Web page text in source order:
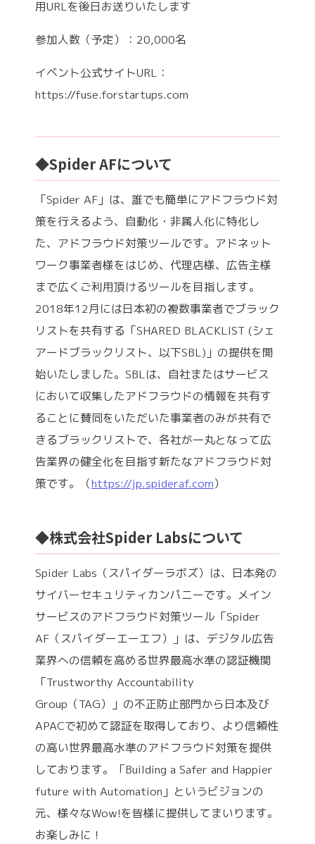
用URLを後日お送りいたします
参加人数（予定）：20,000名
イベント公式サイトURL：
https://fuse.forstartups.com
◆Spider AFについて
「Spider AF」は、誰でも簡単にアドフラウド対
策を行えるよう、自動化・非属人化に特化し
た、アドフラウド対策ツールです。アドネット
ワーク事業者様をはじめ、代理店様、広告主様
まで広くご利用頂けるツールを目指します。
2018年12月には日本初の複数事業者でブラック
リストを共有する「SHARED BLACKLIST (シェ
アードブラックリスト、以下SBL)」の提供を開
始いたしました。SBLは、自社またはサービス
において収集したアドフラウドの情報を共有す
ることに賛同をいただいた事業者のみが共有で
きるブラックリストで、各社が一丸となって広
告業界の健全化を目指す新たなアドフラウド対
策です。（https://jp.spideraf.com）
◆株式会社Spider Labsについて
Spider Labs（スパイダーラボズ）は、日本発の
サイバーセキュリティカンパニーです。メイン
サービスのアドフラウド対策ツール「Spider
AF（スパイダーエーエフ）」は、デジタル広告
業界への信頼を高める世界最高水準の認証機関
「Trustworthy Accountability
Group（TAG）」の不正防止部門から日本及び
APACで初めて認証を取得しており、より信頼性
の高い世界最高水準のアドフラウド対策を提供
しております。「Building a Safer and Happier
future with Automation」というビジョンの
元、様々なWow!を皆様に提供してまいります。
お楽しみに！